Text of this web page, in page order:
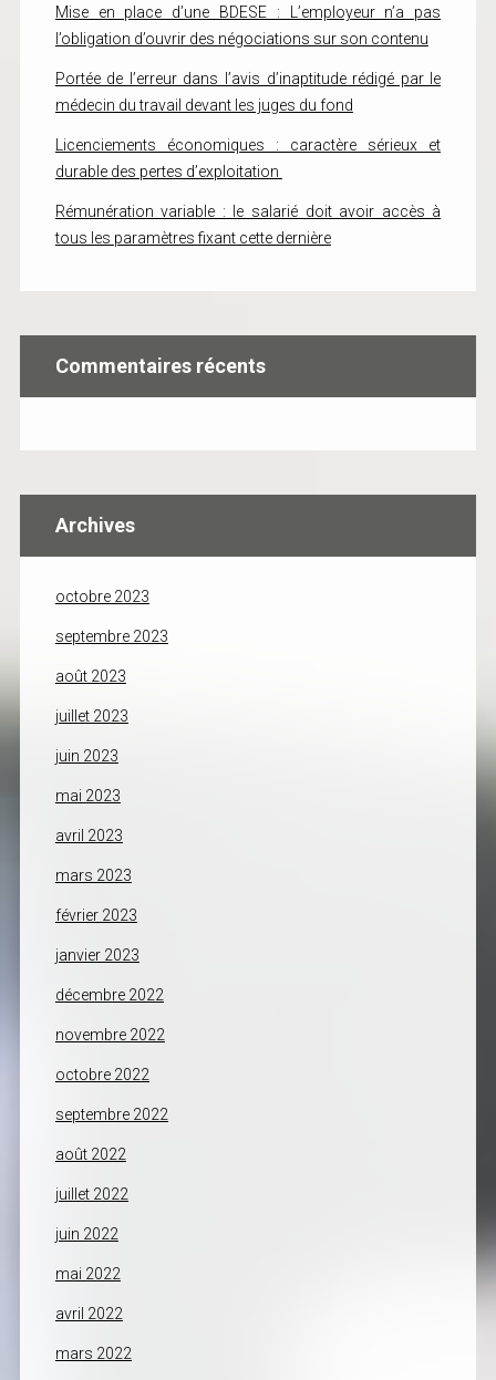
Mise en place d’une BDESE : L’employeur n’a pas
l’obligation d’ouvrir des négociations sur son contenu
Portée de l’erreur dans l’avis d’inaptitude rédigé par le
médecin du travail devant les juges du fond
Licenciements économiques : caractère sérieux et
durable des pertes d’exploitation
Rémunération variable : le salarié doit avoir accès à
tous les paramètres fixant cette dernière
Commentaires récents
Archives
octobre 2023
septembre 2023
août 2023
juillet 2023
juin 2023
mai 2023
avril 2023
mars 2023
février 2023
janvier 2023
décembre 2022
novembre 2022
octobre 2022
septembre 2022
août 2022
juillet 2022
juin 2022
mai 2022
avril 2022
mars 2022